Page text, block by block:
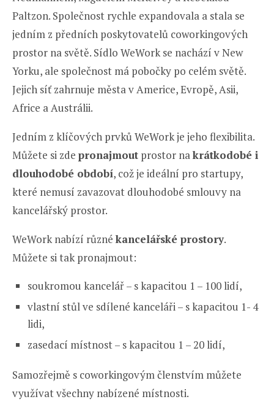
Paltzon. Společnost rychle expandovala a stala se
jedním z předních poskytovatelů coworkingových
prostor na světě. Sídlo WeWork se nachází v New
Yorku, ale společnost má pobočky po celém světě.
Jejich síť zahrnuje města v Americe, Evropě, Asii,
Africe a Austrálii.
Jedním z klíčových prvků WeWork je jeho flexibilita.
Můžete si zde pronajmout prostor nakrátkodobé i
dlouhodobé období, což je ideální pro startupy,
které nemusí zavazovat dlouhodobé smlouvy na
kancelářský prostor.
WeWork nabízí různé kancelářské prostory.
Můžete si tak pronajmout:
soukromou kancelář – s kapacitou 1 – 100 lidí,
vlastní stůl ve sdílené kanceláři – s kapacitou 1- 4
lidi,
zasedací místnost – s kapacitou 1 – 20 lidí,
Samozřejmě s coworkingovým členstvím můžete
využívat všechny nabízené místnosti.